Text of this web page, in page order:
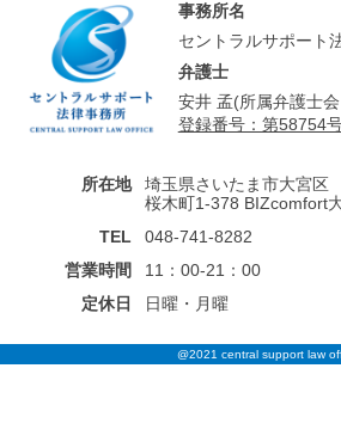
事務所名
セントラルサポート
弁護士
安井 孟(所属弁護士
登録番号：第58754
所在地
埼玉県さいたま市大宮区
桜木町1-378 BIZcomfort
TEL
048-741-8282
営業時間
11：00-21：00
定休日
日曜・月曜
@2021 central support law